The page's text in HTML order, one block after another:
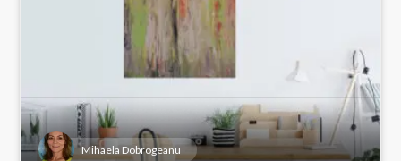
Mihaela Dobrogeanu